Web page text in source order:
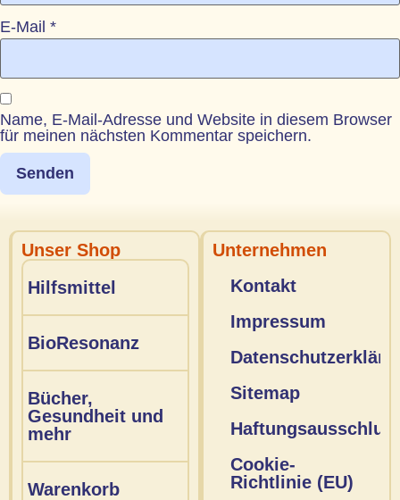
E-Mail *
Name, E-Mail-Adresse und Website in diesem Browser
für meinen nächsten Kommentar speichern.
Unser Shop
Hilfsmittel
BioResonanz
Bücher,
Gesundheit und
mehr
Warenkorb
Unternehmen
Kontakt
Impressum
Sitemap
Cookie-
Richtlinie (EU)